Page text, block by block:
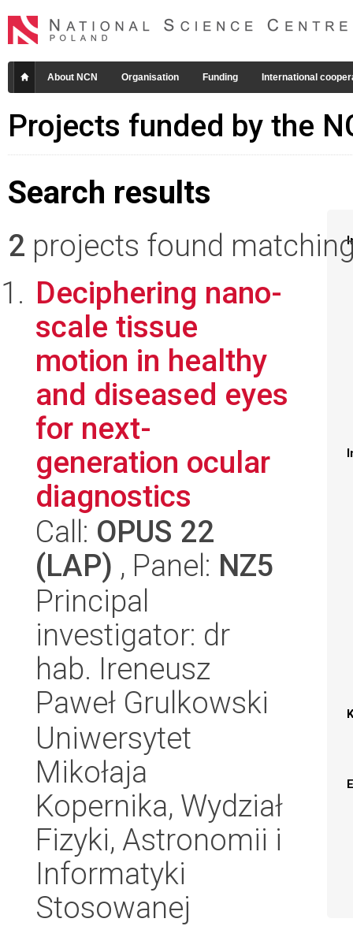
About NCN Organisation Funding International
Projects funded by the
Search results
2 projects found
Deciphering nano-
scale tissue
motion in healthy
and diseased eyes
for next-
generation ocular
diagnostics
Call: OPUS 22
(LAP) , Panel: NZ5
Principal
investigator: dr
hab. Ireneusz
Paweł Grulkowski
Uniwersytet
Mikołaja
Kopernika, Wydział
Fizyki, Astronomii i
Informatyki
Stosowanej